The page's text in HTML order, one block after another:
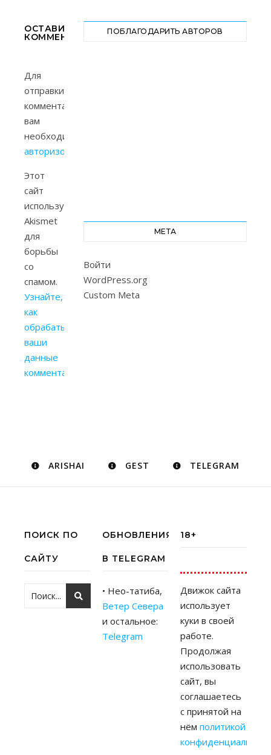
ОСТАВИТЬ
КОММЕНТАРИЙ
Для
отправки
комментария
вам
необходимо
авторизоваться
Этот
сайт
использует
Akismet
для
борьбы
со
спамом.
Узнайте,
как
обрабатываются
ваши
данные
комментариев
ПОБЛАГОДАРИТЬ АВТОРОВ
МЕТА
Войти
WordPress.org
Custom Meta
ARISHAI GEST TELEGRAM
ПОИСК ПО
САЙТУ
ОБНОВЛЕНИЯ
В TELEGRAM
• Нео-татиба,
Ветер Севера
и остальное:
Telegram
18+
Движок сайта
использует
куки в своей
работе.
Продолжая
использовать
сайт, вы
соглашаетесь
с принятой на
нём политикой